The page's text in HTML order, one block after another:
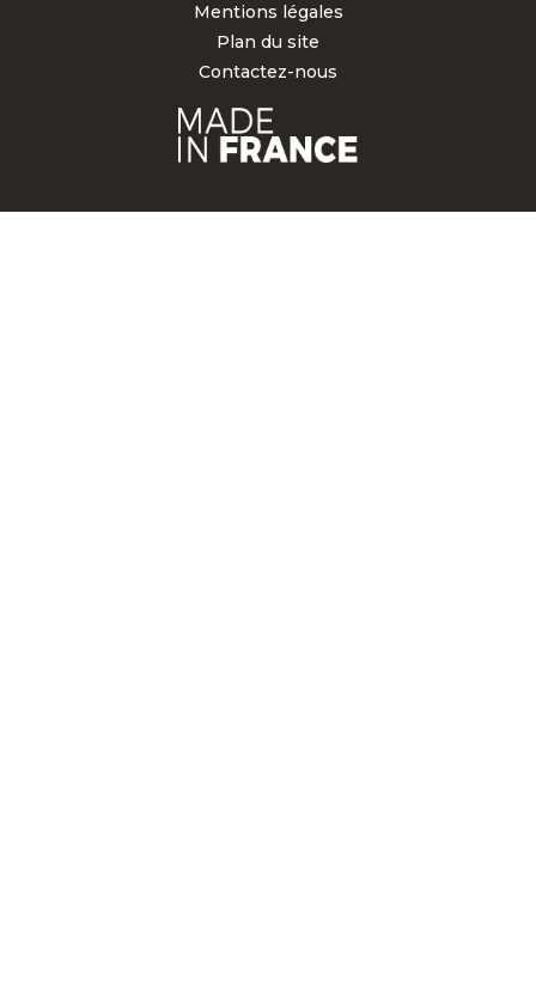
Mentions légales
Plan du site
Contactez-nous